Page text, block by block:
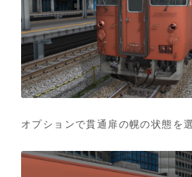
オプションで貫通扉の幌の状態を